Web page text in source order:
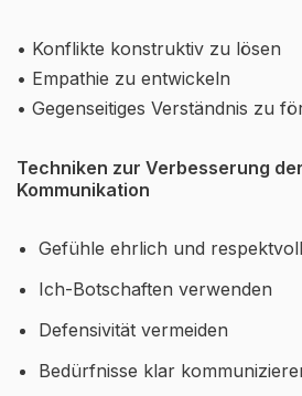
• Konflikte konstruktiv zu lösen
• Empathie zu entwickeln
• Gegenseitiges Verständnis zu
Techniken zur Verbesserung
Kommunikation
Gefühle ehrlich und
Ich-Botschaften verwenden
Defensivität vermeiden
Bedürfnisse klar